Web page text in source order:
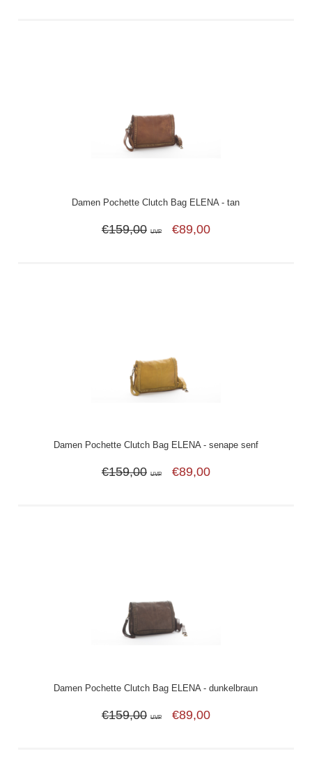
Damen Pochette Clutch Bag ELENA - tan
€159,00 UVP €89,00
Damen Pochette Clutch Bag ELENA - senape senf
€159,00 UVP €89,00
Damen Pochette Clutch Bag ELENA - dunkelbraun
€159,00 UVP €89,00